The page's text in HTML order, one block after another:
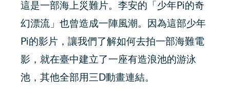
這是一部海上災難片。李安的「少年Pi的奇
幻漂流」也曾造成一陣風潮。因為這部少年
Pi的影片，讓我們了解如何去拍一部海難電
影，就在臺中建立了一座有造浪池的游泳
池，其他全部用三D動畫連結。